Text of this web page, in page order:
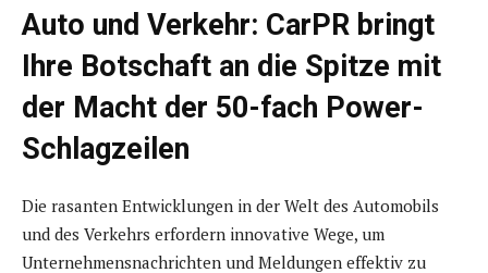
Auto und Verkehr: CarPR bringt
Ihre Botschaft an die Spitze mit
der Macht der 50-fach Power-
Schlagzeilen
Die rasanten Entwicklungen in der Welt des Automobils
und des Verkehrs erfordern innovative Wege, um
Unternehmensnachrichten und Meldungen effektiv zu